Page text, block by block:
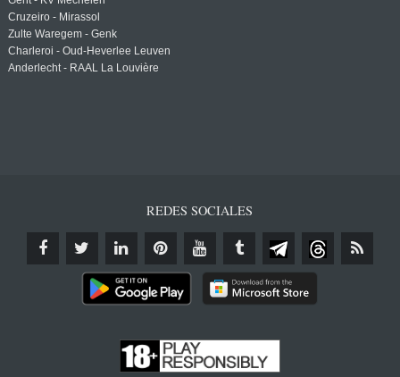
Cruzeiro - Mirassol
Zulte Waregem - Genk
Charleroi - Oud-Heverlee Leuven
Anderlecht - RAAL La Louvière
REDES SOCIALES